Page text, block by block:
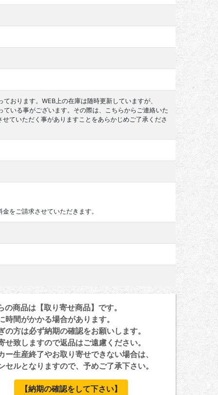
おります。WEB上の在庫は随時更新していますが、
いる事がございます。その際は、こちらからご連絡いた
ていただく事がありますことをあらかじめご了承くださ
をご請求させていただきます。
商品は【取り寄せ商品】です。
時間がかかる場合があります。
の方は必ず納期の確認をお願いします。
せ致しますので返品はご遠慮ください。
ー生産終了やお取り寄せできない場合は、
ルとなりますので、予めご了承下さい。
【納期の確認をして下さい】